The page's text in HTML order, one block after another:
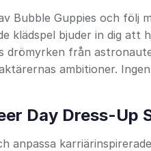
Bubble Guppies och
klädspel bjuder in dig
drömyrken från
ambitioner.
Day Dress-Up
anpassa